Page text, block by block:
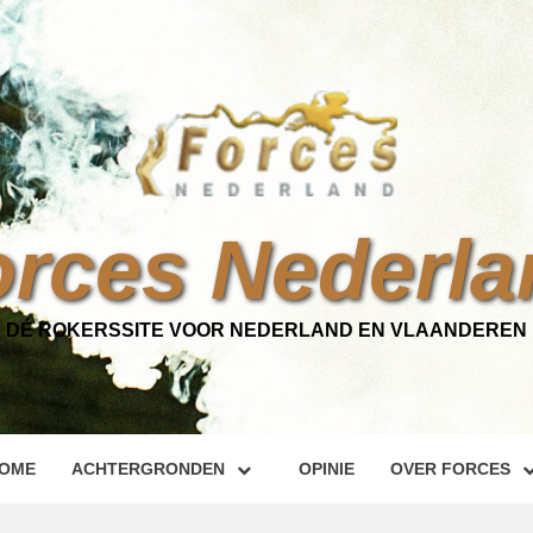
DÉ ROKERSSITE VOOR NEDERLAND EN VLAANDEREN
ACHTERGRONDEN OPINIE OVER FORCES